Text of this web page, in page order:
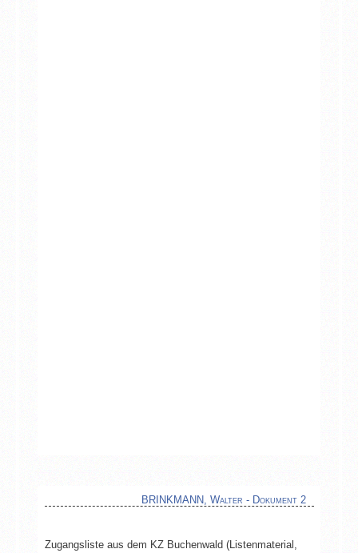
BRINKMANN, Walter - Dokument 2
Zugangsliste aus dem KZ Buchenwald (Listenmaterial,